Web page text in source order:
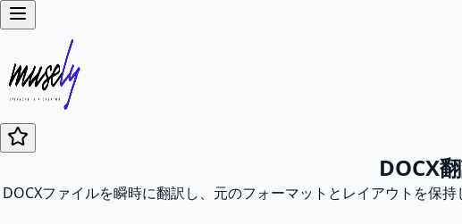
DOCX
DOCXファイルを瞬時に翻訳し、元のフォーマットとレイアウトを保